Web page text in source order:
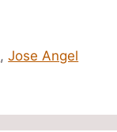
,Jose Angel